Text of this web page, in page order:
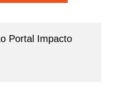
Portal Impacto